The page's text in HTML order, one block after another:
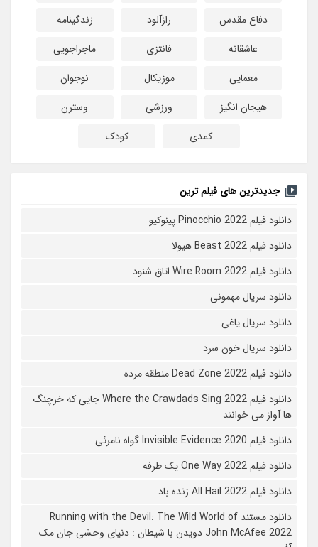
دفاع مقدس
رازآلود
زندگینامه
عاشقانه
فانتزی
ماجراجویی
معمایی
موزیکال
نوجوان
هیجان انگیز
ورزشی
وسترن
کمدی
کودک
جدیدترین های فیلم ترین
دانلود فیلم Pinocchio 2022 پینوکیو
دانلود فیلم Beast 2022 هیولا
دانلود فیلم Wire Room 2022 اتاق شنود
دانلود سریال مهمونی
دانلود سریال یاغی
دانلود سریال خون سرد
دانلود فیلم 2022 Dead Zone منطقه مرده
دانلود فیلم Where the Crawdads Sing 2022 جایی که خرچنگ
ها آواز می خوانند
دانلود فیلم 2020 Invisible Evidence گواه نامرئی
دانلود فیلم One Way 2022 یک طرفه
دانلود فیلم All Hail 2022 زنده باد
دانلود مستند Running with the Devil: The Wild World of
John McAfee 2022 دویدن با شیطان : دنیای وحشی جان مک